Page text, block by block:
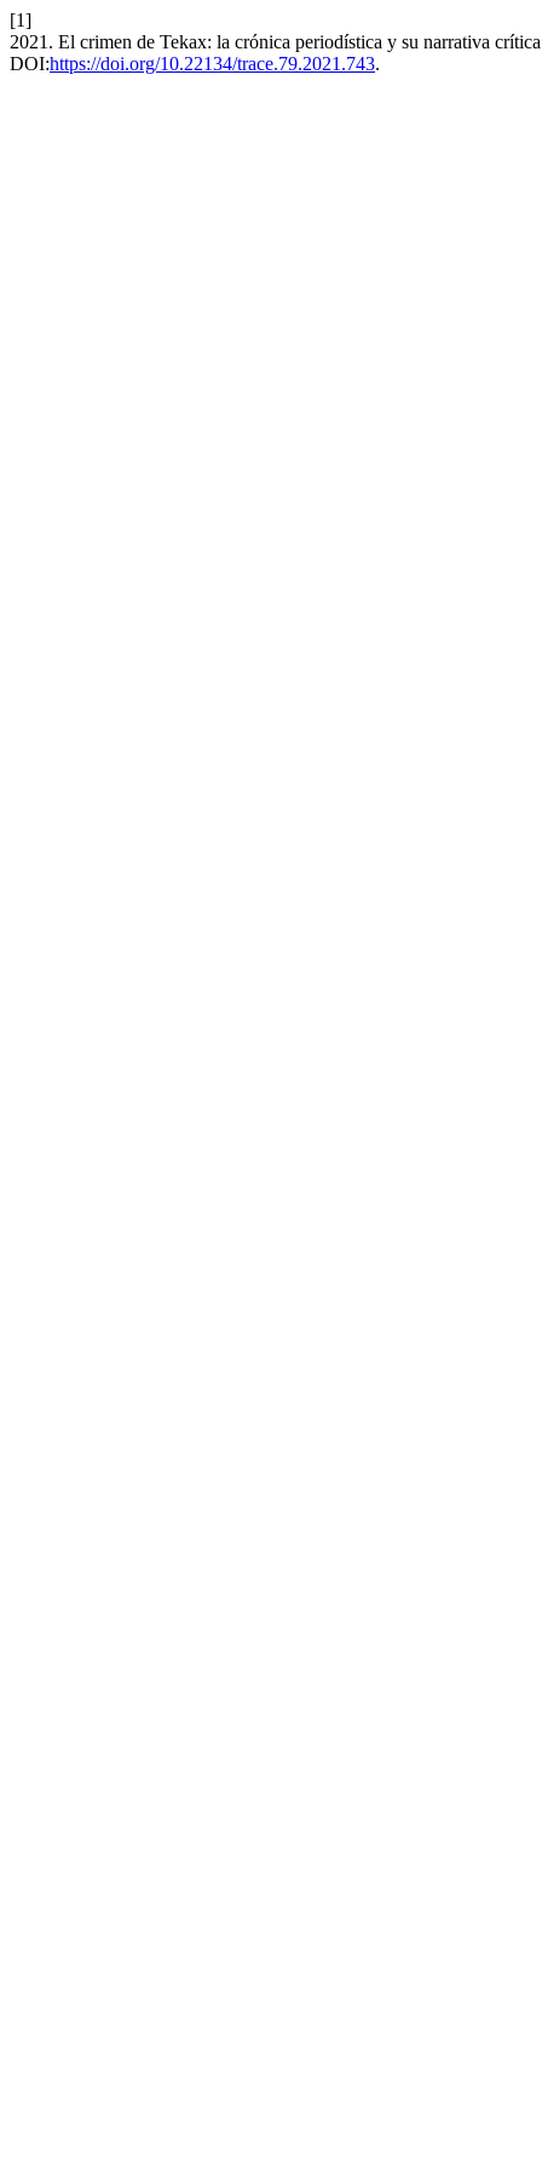
[1]
2021. El crimen de Tekax: la crónica periodística y su narrativa
DOI:https://doi.org/10.22134/trace.79.2021.743.